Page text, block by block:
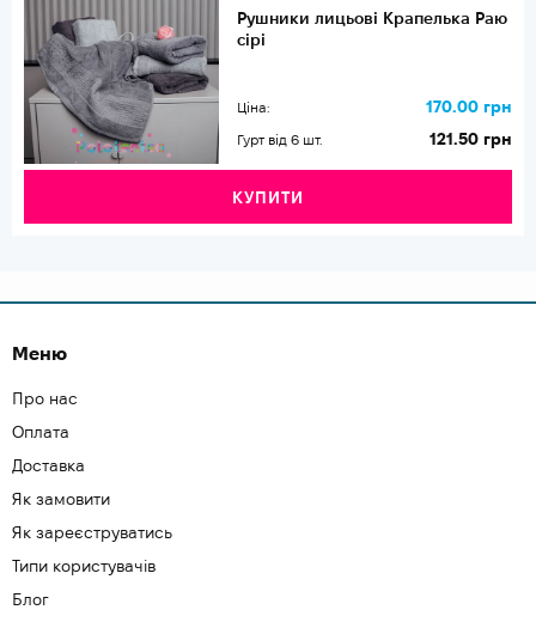
Рушники лицьові Крапелька Раю
сірі
Ціна: 170.00 грн
Гурт від 6 шт. 121.50 грн
КУПИТИ
Меню
Про нас
Оплата
Доставка
Як замовити
Як зареєструватись
Типи користувачів
Блог